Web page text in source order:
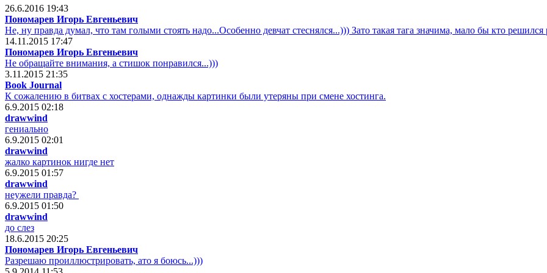
26.6.2016 19:43
Пономарев Игорь Евгеньевич
Не, ну правда думал, что там голыми стоять надо...Особенно девчат стеснялся...))) Зато такая тага значима, мало бы кто
14.11.2015 17:47
Пономарев Игорь Евгеньевич
Не обращайте внимания, а стишок понравился...)))
3.11.2015 21:35
Book Journal
К сожалению в битвах с хостерами, однажды картинки были утеряны при смене хостинга.
6.9.2015 02:18
drawwind
гениально
6.9.2015 02:01
drawwind
жалко картинок нигде нет
6.9.2015 01:57
drawwind
неужели правда?
6.9.2015 01:50
drawwind
до слез
18.6.2015 20:25
Пономарев Игорь Евгеньевич
Разрешаю проиллюстрировать, ато я боюсь...)))